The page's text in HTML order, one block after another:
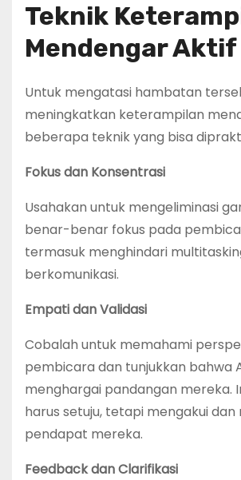
Teknik
Mendengar Aktif
Untuk mengatasi hambatan
meningkatkan keterampilan
beberapa teknik yang bisa
Fokus dan Konsentrasi
Usahakan untuk mengeliminasi
benar-benar fokus pada
termasuk menghindari
berkomunikasi.
Empati dan Validasi
Cobalah untuk memahami
pembicara dan tunjukkan bahwa
menghargai pandangan mereka.
harus setuju, tetapi mengakui dan
pendapat mereka.
Feedback dan Clarifikasi